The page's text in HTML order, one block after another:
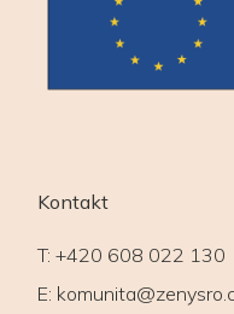
Kontakt
T: +420 608 022 130
E: